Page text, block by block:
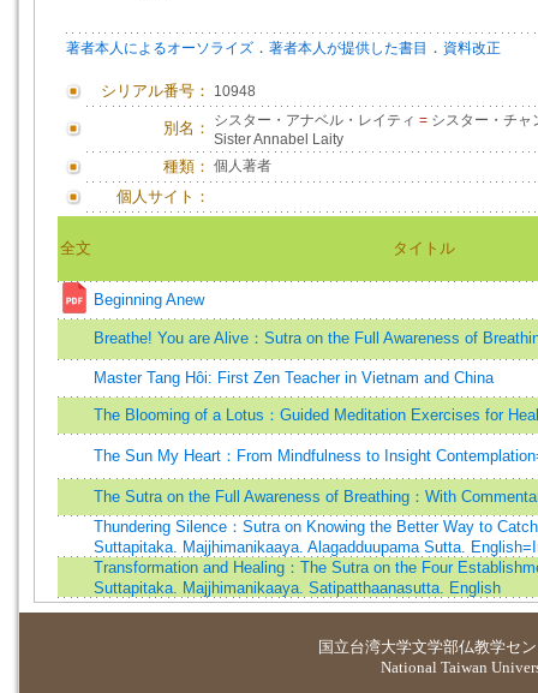
著者本人によるオーソライズ ． 著者本人が提供した書目 ． 資料改正
シリアル番号： 10948
別名： シスター・アナベル・レイティ = シスター・チ
Sister Annabel Laity
種類： 個人著者
個人サイト：
全文 タイトル
Beginning Anew
Breathe! You are Alive：Sutra on the Full Awareness of
Master Tang Hôi: First Zen Teacher in Vietnam and China
The Blooming of a Lotus：Guided Meditation Exercises for
The Sun My Heart：From Mindfulness to Insight
The Sutra on the Full Awareness of Breathing：With
Thundering Silence：Sutra on Knowing the Better Way to
Suttapitaka. Majjhimanikaaya. Alagadduupama Sutta.
Transformation and Healing：The Sutra on the Four
Suttapitaka. Majjhimanikaaya. Satipatthaanasutta. English
国立台湾大学文学部仏教学セ
National Taiwan